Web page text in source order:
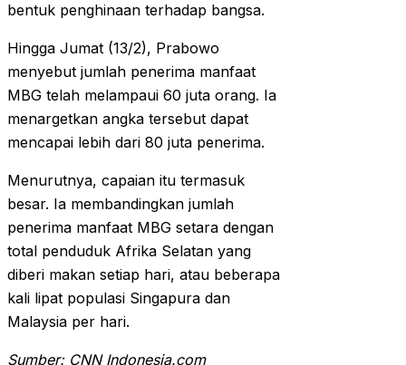
bentuk penghinaan terhadap bangsa.
Hingga Jumat (13/2), Prabowo
menyebut jumlah penerima manfaat
MBG telah melampaui 60 juta orang. Ia
menargetkan angka tersebut dapat
mencapai lebih dari 80 juta penerima.
Menurutnya, capaian itu termasuk
besar. Ia membandingkan jumlah
penerima manfaat MBG setara dengan
total penduduk Afrika Selatan yang
diberi makan setiap hari, atau beberapa
kali lipat populasi Singapura dan
Malaysia per hari.
Sumber: CNN Indonesia.com